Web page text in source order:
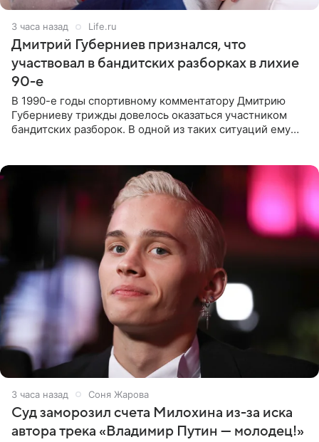
3 часа назад Life.ru
Дмитрий Губерниев признался, что
участвовал в бандитских разборках в лихие
90-е
В 1990-е годы спортивному комментатору Дмитрию
Губерниеву трижды довелось оказаться участником
бандитских разборок. В одной из таких ситуаций ему
3 часа назад Соня Жарова
Суд заморозил счета Милохина из-за иска
автора трека «Владимир Путин — молодец!»